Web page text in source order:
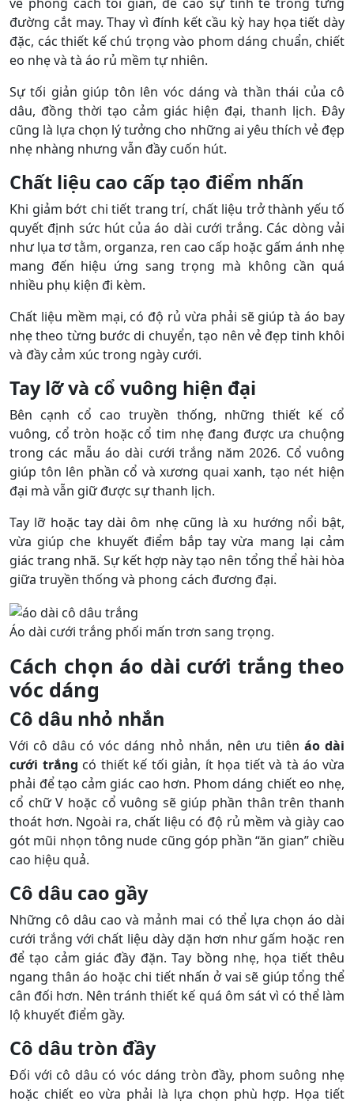
đường cắt may. Thay vì đính kết cầu kỳ hay họa tiết dày
đặc, các thiết kế chú trọng vào phom dáng chuẩn, chiết
eo nhẹ và tà áo rủ mềm tự nhiên.
Sự tối giản giúp tôn lên vóc dáng và thần thái của cô
dâu, đồng thời tạo cảm giác hiện đại, thanh lịch. Đây
cũng là lựa chọn lý tưởng cho những ai yêu thích vẻ đẹp
nhẹ nhàng nhưng vẫn đầy cuốn hút.
Chất liệu cao cấp tạo điểm nhấn
Khi giảm bớt chi tiết trang trí, chất liệu trở thành yếu tố
quyết định sức hút của áo dài cưới trắng. Các dòng vải
như lụa tơ tằm, organza, ren cao cấp hoặc gấm ánh nhẹ
mang đến hiệu ứng sang trọng mà không cần quá
nhiều phụ kiện đi kèm.
Chất liệu mềm mại, có độ rủ vừa phải sẽ giúp tà áo bay
nhẹ theo từng bước di chuyển, tạo nên vẻ đẹp tinh khôi
và đầy cảm xúc trong ngày cưới.
Tay lỡ và cổ vuông hiện đại
Bên cạnh cổ cao truyền thống, những thiết kế cổ
vuông, cổ tròn hoặc cổ tim nhẹ đang được ưa chuộng
trong các mẫu áo dài cưới trắng năm 2026. Cổ vuông
giúp tôn lên phần cổ và xương quai xanh, tạo nét hiện
đại mà vẫn giữ được sự thanh lịch.
Tay lỡ hoặc tay dài ôm nhẹ cũng là xu hướng nổi bật,
vừa giúp che khuyết điểm bắp tay vừa mang lại cảm
giác trang nhã. Sự kết hợp này tạo nên tổng thể hài hòa
giữa truyền thống và phong cách đương đại.
Áo dài cưới trắng phối mấn trơn sang trọng.
Cách chọn áo dài cưới trắng theo
vóc dáng
Cô dâu nhỏ nhắn
Với cô dâu có vóc dáng nhỏ nhắn, nên ưu tiên áo dài
cưới trắng có thiết kế tối giản, ít họa tiết và tà áo vừa
phải để tạo cảm giác cao hơn. Phom dáng chiết eo nhẹ,
cổ chữ V hoặc cổ vuông sẽ giúp phần thân trên thanh
thoát hơn. Ngoài ra, chất liệu có độ rủ mềm và giày cao
gót mũi nhọn tông nude cũng góp phần “ăn gian” chiều
cao hiệu quả.
Cô dâu cao gầy
Những cô dâu cao và mảnh mai có thể lựa chọn áo dài
cưới trắng với chất liệu dày dặn hơn như gấm hoặc ren
để tạo cảm giác đầy đặn. Tay bồng nhẹ, họa tiết thêu
ngang thân áo hoặc chi tiết nhấn ở vai sẽ giúp tổng thể
cân đối hơn. Nên tránh thiết kế quá ôm sát vì có thể làm
lộ khuyết điểm gầy.
Cô dâu tròn đầy
Đối với cô dâu có vóc dáng tròn đầy, phom suông nhẹ
hoặc chiết eo vừa phải là lựa chọn phù hợp. Họa tiết